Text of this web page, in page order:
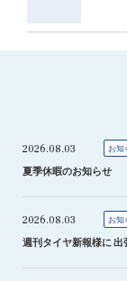
2026.08.03 お知
夏季休暇のお知らせ
2026.08.03 お知
週刊タイヤ新報様に 出